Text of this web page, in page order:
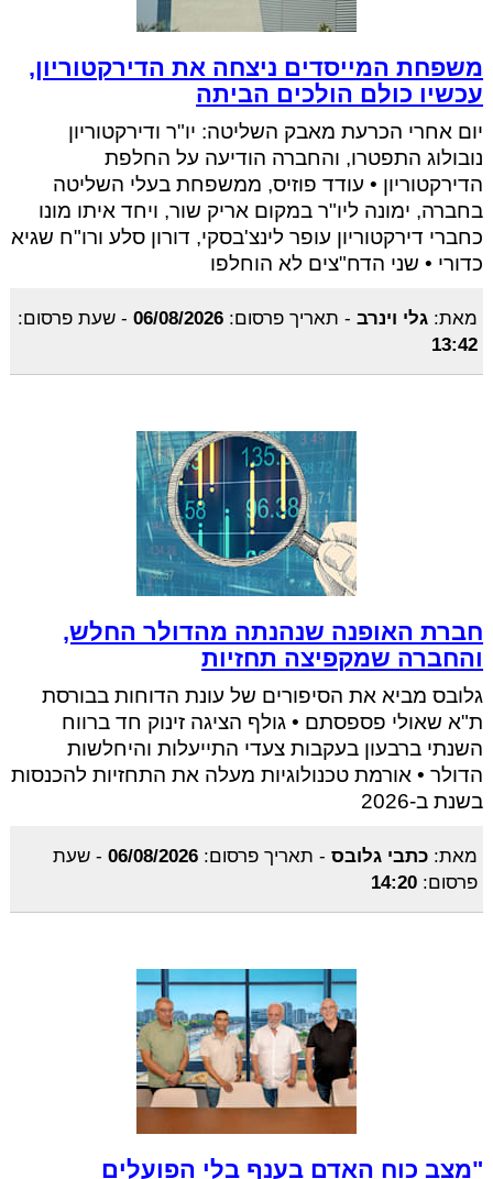
משפחת המייסדים ניצחה את הדירקטוריון,
עכשיו כולם הולכים הביתה
יום אחרי הכרעת מאבק השליטה: יו"ר ודירקטוריון
נובולוג התפטרו, והחברה הודיעה על החלפת
הדירקטוריון • עודד פוזיס, ממשפחת בעלי השליטה
בחברה, ימונה ליו"ר במקום אריק שור, ויחד איתו מונו
כחברי דירקטוריון עופר לינצ'בסקי, דורון סלע ורו"ח שגיא
כדורי • שני הדח"צים לא הוחלפו
מאת: גלי וינרב- תאריך פרסום: 06/08/2026
- שעת פרסום:
13:42
חברת האופנה שנהנתה מהדולר החלש,
והחברה שמקפיצה תחזיות
גלובס מביא את הסיפורים של עונת הדוחות בבורסת
ת"א שאולי פספסתם • גולף הציגה זינוק חד ברווח
השנתי ברבעון בעקבות צעדי התייעלות והיחלשות
הדולר • אורמת טכנולוגיות מעלה את התחזיות להכנסות
בשנת ב-2026
מאת: כתבי גלובס- תאריך פרסום: 06/08/2026
- שעת
פרסום: 14:20
"מצב כוח האדם בענף בלי הפועלים